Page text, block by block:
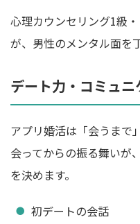
心理カウンセリング1級
が、男性のメンタル面を
デート力・コミュ
アプリ婚活は「会うまで
会ってからの振る舞いが
を決めます。
初デートの会話